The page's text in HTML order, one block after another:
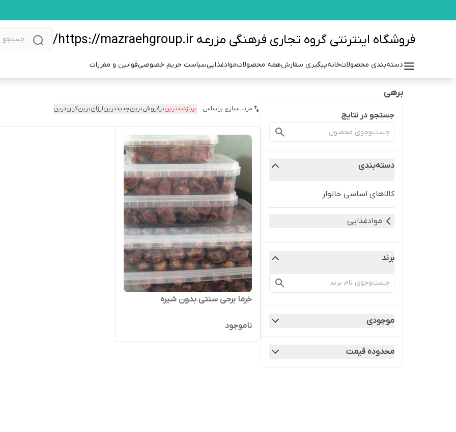
فروشگاه اینترنتی گروه تجاری فرهنگی مزرعه https://mazraehgroup.ir/
دسته‌بندی محصولاتخانهپیگیری سفارشهمه محصولاتموادغذاییسیاست حریم خصوصیقوانین و مقررات
برهی
جستجو در نتایج
دسته‌بندی
کالاهای اساسی خانوار
موادغذایی
برند
موجودی
محدوده قیمت
مرتب‌سازی براساس: پربازدیدترینپرفروش‌ترینجدیدترینارزان‌ترینگران‌ترین
خرما برحی سنتی بدون شیره
ناموجود